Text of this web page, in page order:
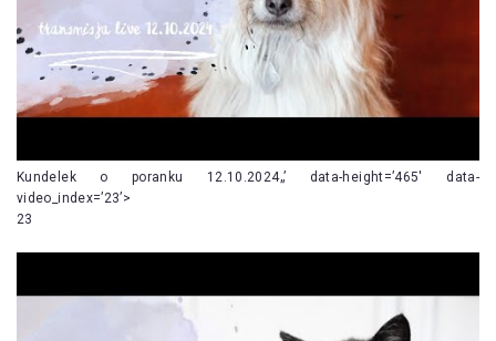
Kundelek o poranku 12.10.2024„’ data-height=’465′ data-
video_index=’23’>
23